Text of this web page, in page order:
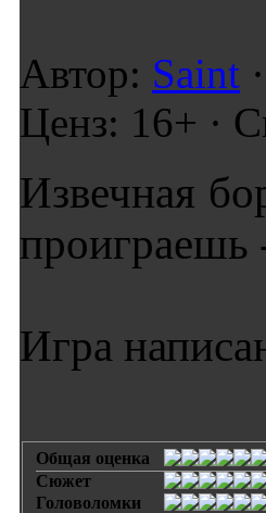
Автор: Saint
Ценз: 16+ ·
Извечная
проиграешь
Игра
Общая оценка
Сюжет
Головоломки